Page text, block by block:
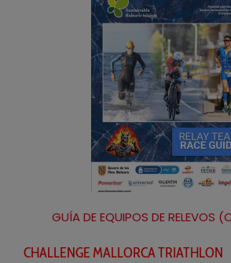
GUÍA DE EQUIPOS DE RELEVOS
CHALLENGE MALLORCA TRIATHLON